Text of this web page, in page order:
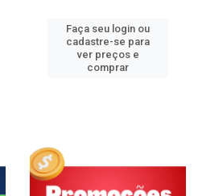
Faça seu login ou
cadastre-se para
ver preços e
comprar